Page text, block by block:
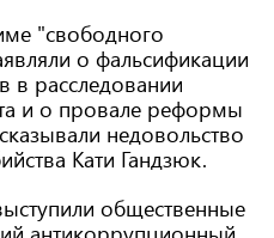
"свободного
о фальсификации
в расследовании
и о провале реформы
недовольство
Кати Гандзюк.
общественные